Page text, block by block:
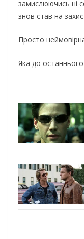
замислюючись ні
знов став на
Просто
Яка до